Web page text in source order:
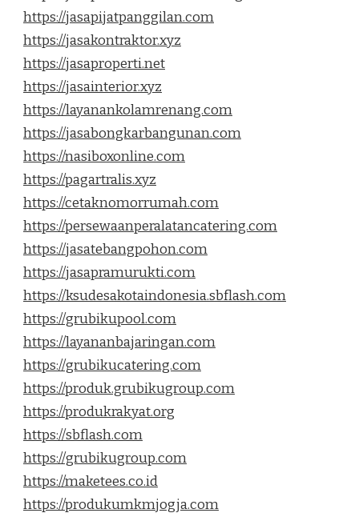
https://jasapijatpanggilan.com
https://jasakontraktor.xyz
https://jasaproperti.net
https://jasainterior.xyz
https://layanankolamrenang.com
https://jasabongkarbangunan.com
https://nasiboxonline.com
https://pagartralis.xyz
https://cetaknomorrumah.com
https://persewaanperalatancatering.com
https://jasatebangpohon.com
https://jasapramurukti.com
https://ksudesakotaindonesia.sbflash.com
https://grubikupool.com
https://layananbajaringan.com
https://grubikucatering.com
https://produk.grubikugroup.com
https://produkrakyat.org
https://sbflash.com
https://grubikugroup.com
https://maketees.co.id
https://produkumkmjogja.com